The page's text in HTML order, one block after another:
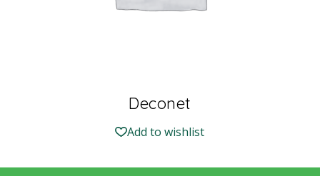
Deconet
Add to wishlist